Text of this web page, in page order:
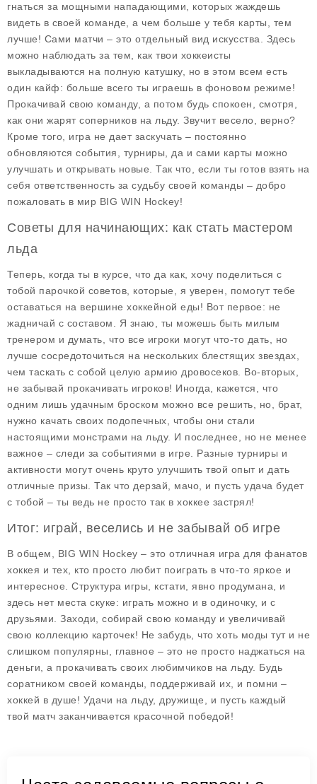
гнаться за мощными нападающими, которых жаждешь
видеть в своей команде, а чем больше у тебя карты, тем
лучше! Сами матчи – это отдельный вид искусства. Здесь
можно наблюдать за тем, как твои хоккеисты
выкладываются на полную катушку, но в этом всем есть
один кайф: больше всего ты играешь в фоновом режиме!
Прокачивай свою команду, а потом будь спокоен, смотря,
как они жарят соперников на льду. Звучит весело, верно?
Кроме того, игра не дает заскучать – постоянно
обновляются события, турниры, да и сами карты можно
улучшать и открывать новые. Так что, если ты готов взять на
себя ответственность за судьбу своей команды – добро
пожаловать в мир BIG WIN Hockey!
Советы для начинающих: как стать мастером
льда
Теперь, когда ты в курсе, что да как, хочу поделиться с
тобой парочкой советов, которые, я уверен, помогут тебе
оставаться на вершине хоккейной еды! Вот первое: не
жадничай с составом. Я знаю, ты можешь быть милым
тренером и думать, что все игроки могут что-то дать, но
лучше сосредоточиться на нескольких блестящих звездах,
чем таскать с собой целую армию дровосеков. Во-вторых,
не забывай прокачивать игроков! Иногда, кажется, что
одним лишь удачным броском можно все решить, но, брат,
нужно качать своих подопечных, чтобы они стали
настоящими монстрами на льду. И последнее, но не менее
важное – следи за событиями в игре. Разные турниры и
активности могут очень круто улучшить твой опыт и дать
отличные призы. Так что дерзай, мачо, и пусть удача будет
с тобой – ты ведь не просто так в хоккее застрял!
Итог: играй, веселись и не забывай об игре
В общем, BIG WIN Hockey – это отличная игра для фанатов
хоккея и тех, кто просто любит поиграть в что-то яркое и
интересное. Структура игры, кстати, явно продумана, и
здесь нет места скуке: играть можно и в одиночку, и с
друзьями. Заходи, собирай свою команду и увеличивай
свою коллекцию карточек! Не забудь, что хоть моды тут и не
слишком популярны, главное – это не просто наджаться на
деньги, а прокачивать своих любимчиков на льду. Будь
соратником своей команды, поддерживай их, и помни –
хоккей в душе! Удачи на льду, дружище, и пусть каждый
твой матч заканчивается красочной победой!